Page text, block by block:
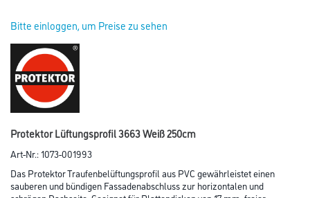
Bitte einloggen, um Preise zu sehen
Protektor Lüftungsprofil 3663 Weiß 250cm
Art-Nr.:1073-001993
Das Protektor Traufenbelüftungsprofil aus PVC gewährleistet einen
sauberen und bündigen Fassadenabschluss zur horizontalen und